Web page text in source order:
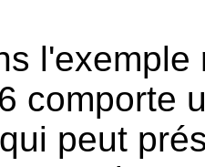
comporte
peut